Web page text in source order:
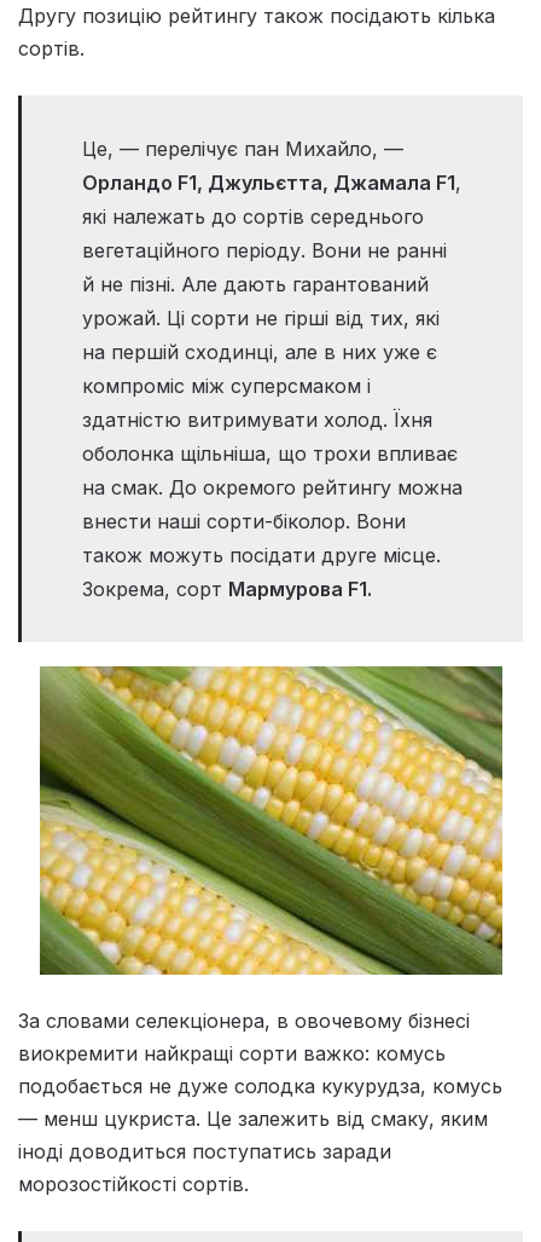
Другу позицію рейтингу також посідають кілька
сортів.
Це, — перелічує пан Михайло, —
Орландо F1, Джульєтта, Джамала F1,
які належать до сортів середнього
вегетаційного періоду. Вони не ранні
й не пізні. Але дають гарантований
урожай. Ці сорти не гірші від тих, які
на першій сходинці, але в них уже є
компроміс між суперсмаком і
здатністю витримувати холод. Їхня
оболонка щільніша, що трохи впливає
на смак. До окремого рейтингу можна
внести наші сорти-біколор. Вони
також можуть посідати друге місце.
Зокрема, сорт Мармурова F1.
За словами селекціонера, в овочевому бізнесі
виокремити найкращі сорти важко: комусь
подобається не дуже солодка кукурудза, комусь
— менш цукриста. Це залежить від смаку, яким
іноді доводиться поступатись заради
морозостійкості сортів.